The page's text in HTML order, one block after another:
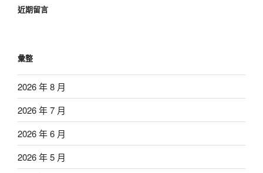
近期留言
彙整
2026 年 8 月
2026 年 7 月
2026 年 6 月
2026 年 5 月